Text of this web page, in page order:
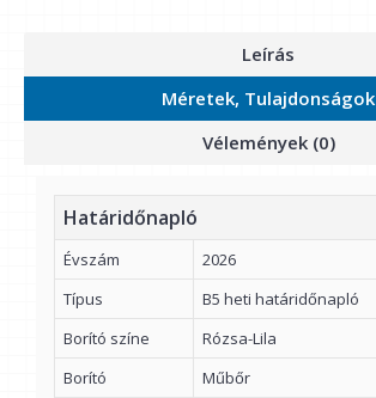
Leírás
Méretek, Tulajdonságok
Vélemények (0)
Határidőnapló
Évszám
2026
Típus
B5 heti határidőnapló
Borító színe
Rózsa-Lila
Borító
Műbőr